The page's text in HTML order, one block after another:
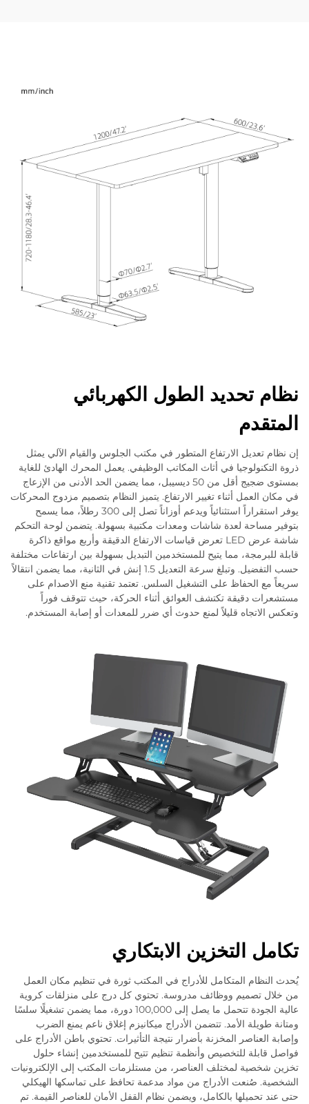
نظام تحديد الطول الكهربائي
المتقدم
إن نظام تعديل الارتفاع المتطور في مكتب الجلوس والقيام الآلي يمثل
ذروة التكنولوجيا في أثاث المكاتب الوظيفي. يعمل المحرك الهادئ للغاية
بمستوى ضجيج أقل من 50 ديسيبل، مما يضمن الحد الأدنى من الإزعاج
في مكان العمل أثناء تغيير الارتفاع. يتميز النظام بتصميم مزدوج المحركات
يوفر استقراراً استثنائياً ويدعم أوزاناً تصل إلى 300 رطلاً، مما يسمح
بتوفير مساحة لعدة شاشات ومعدات مكتبية بسهولة. يتضمن لوحة التحكم
شاشة عرض LED تعرض قياسات الارتفاع الدقيقة وأربع مواقع ذاكرة
قابلة للبرمجة، مما يتيح للمستخدمين التبديل بسهولة بين ارتفاعات مختلفة
حسب التفضيل. وتبلغ سرعة التعديل 1.5 إنش في الثانية، مما يضمن انتقالاً
سريعاً مع الحفاظ على التشغيل السلس. تعتمد تقنية منع الاصدام على
مستشعرات دقيقة تكتشف العوائق أثناء الحركة، حيث تتوقف فوراً
وتعكس الاتجاه قليلاً لمنع حدوث أي ضرر للمعدات أو إصابة المستخدم.
تكامل التخزين الابتكاري
يُحدث النظام المتكامل للأدراج في المكتب ثورة في تنظيم مكان العمل
من خلال تصميم ووظائف مدروسة. تحتوي كل درج على منزلقات كروية
عالية الجودة تتحمل ما يصل إلى 100,000 دورة، مما يضمن تشغيلًا سلسًا
ومتانة طويلة الأمد. تتضمن الأدراج ميكانيزم إغلاق ناعم يمنع الضرب
وإصابة العناصر المخزنة بأضرار نتيجة التأثيرات. تحتوي باطن الأدراج على
فواصل قابلة للتخصيص وأنظمة تنظيم تتيح للمستخدمين إنشاء حلول
تخزين شخصية لمختلف العناصر، من مستلزمات المكتب إلى الإلكترونيات
الشخصية. صُنعت الأدراج من مواد مدعمة تحافظ على تماسكها الهيكلي
حتى عند تحميلها بالكامل، ويضمن نظام القفل الأمان للعناصر القيمة. تم